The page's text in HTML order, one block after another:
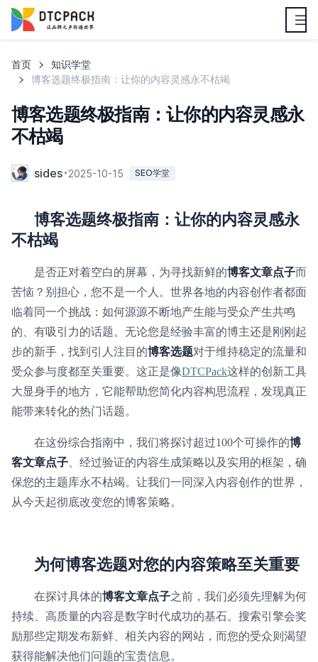
首页
知识学堂
博客选题终极指南：让你的内容灵感永不枯竭
博客选题终极指南：让你的内容灵感永
不枯竭
sides 2025-10-15 SEO学堂
博客选题终极指南：让你的内容灵感永
不枯竭
是否正对着空白的屏幕，为寻找新鲜的博客文章点子而
苦恼？别担心，您不是一个人。世界各地的内​​容创作者都面
临着同一个挑战：如何源源不断地产生能与受众产生共鸣
的、有吸引力的话题。无论您是经验丰富的博主还是刚刚起
步的新手，找到引人注目的博客选题对于维持稳定的流量和
受众参与度都至关重要。这正是像DTCPack这样的创新工具
大显身手的地方，它能帮助您简化内容构思流程，发现真正
能带来转化的热门话题。
在这份综合指南中，我们将探讨超过100个可操作的博
客文章点子 、经过验证的内容生成策略以及实用的框架，确
保您的主题库永不枯竭。让我们一同深入内容创作的世界，
从今天起彻底改变您的博客策略。
为何博客选题对您的内容策略至关重要
在探讨具体的博客文章点子之前，我们必须先理解为何
持续、高质量的内容是数字时代成功的基石。搜索引擎会奖
励那些定期发布新鲜、相关内容的网站，而您的受众则渴望
获得能解决他们问题的宝贵信息。